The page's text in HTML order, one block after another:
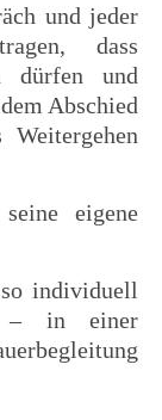
und jeder
dass
dürfen und
Abschied
eigene
individuell
– in einer